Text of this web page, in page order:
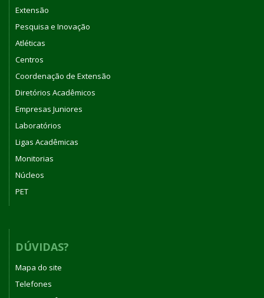
Extensão
Pesquisa e Inovação
Atléticas
Centros
Coordenação de Extensão
Diretórios Acadêmicos
Empresas Juniores
Laboratórios
Ligas Acadêmicas
Monitorias
Núcleos
PET
DÚVIDAS?
Mapa do site
Telefones